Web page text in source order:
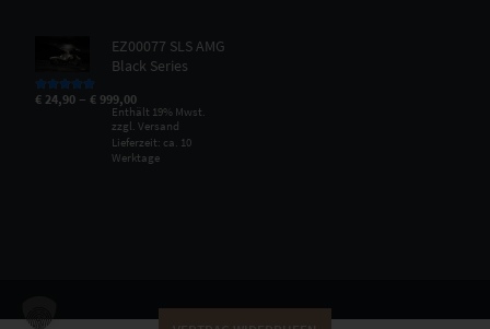
EZ00077 SLS AMG
Black Series
Bewertet mit
von 5
€ 24,90 –€ 999,00
Enthält 19% Mwst.
zzgl.Versand
Lieferzeit: ca. 10
Werktage